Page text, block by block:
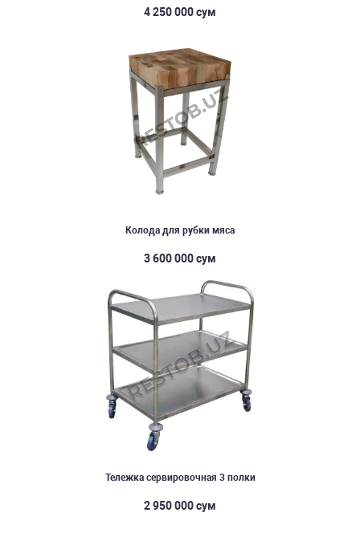
4 250 000 сум
Колода для рубки мяса
3 600 000 сум
Тележка сервировочная 3 полки
2 950 000 сум